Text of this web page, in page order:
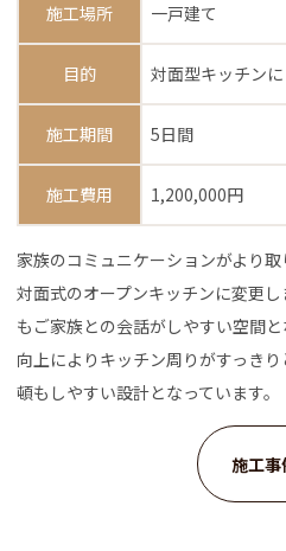
施工場所 一戸建て
目的 対面型キッチンに
施工期間 5日間
施工費用 1,200,000円
家族のコミュニケーションがより
対面式のオープンキッチンに変更
もご家族との会話がしやすい空間
向上によりキッチン周りがすっき
頓もしやすい設計となっています。
施工事